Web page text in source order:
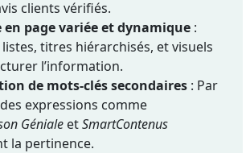
clients vérifiés.
en page variée et dynamique:
listes, titres hiérarchisés, et visuels
l’information.
de mots-clés secondaires: Par
expressions comme
GénialeetSmartContenus
la pertinence.